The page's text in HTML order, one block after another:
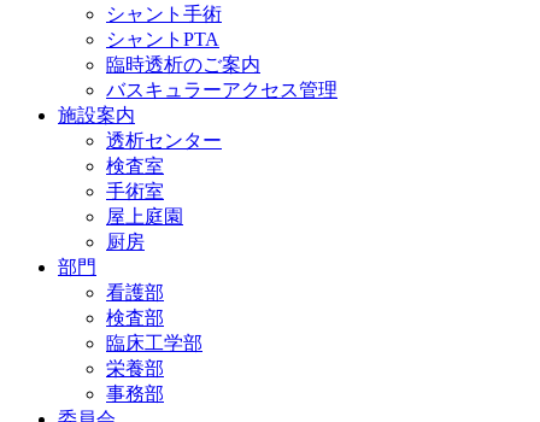
シャント手術
シャントPTA
臨時透析のご案内
バスキュラーアクセス管理
施設案内
透析センター
検査室
手術室
屋上庭園
厨房
部門
看護部
検査部
臨床工学部
栄養部
事務部